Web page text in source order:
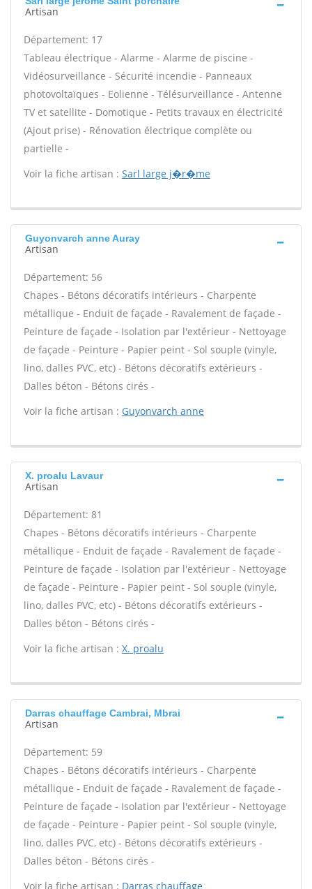
Artisan
Département: 17
Tableau électrique - Alarme - Alarme de piscine -
Vidéosurveillance - Sécurité incendie - Panneaux
photovoltaïques - Eolienne - Télésurveillance - Antenne
TV et satellite - Domotique - Petits travaux en électricité
(Ajout prise) - Rénovation électrique complète ou
partielle -
Voir la fiche artisan : Sarl large j�r�me
Guyonvarch anne Auray
Artisan
Département: 56
Chapes - Bétons décoratifs intérieurs - Charpente
métallique - Enduit de façade - Ravalement de façade -
Peinture de façade - Isolation par l'extérieur - Nettoyage
de façade - Peinture - Papier peint - Sol souple (vinyle,
lino, dalles PVC, etc) - Bétons décoratifs extérieurs -
Dalles béton - Bétons cirés -
Voir la fiche artisan : Guyonvarch anne
X. proalu Lavaur
Artisan
Département: 81
Chapes - Bétons décoratifs intérieurs - Charpente
métallique - Enduit de façade - Ravalement de façade -
Peinture de façade - Isolation par l'extérieur - Nettoyage
de façade - Peinture - Papier peint - Sol souple (vinyle,
lino, dalles PVC, etc) - Bétons décoratifs extérieurs -
Dalles béton - Bétons cirés -
Voir la fiche artisan : X. proalu
Darras chauffage Cambrai, Mbrai
Artisan
Département: 59
Chapes - Bétons décoratifs intérieurs - Charpente
métallique - Enduit de façade - Ravalement de façade -
Peinture de façade - Isolation par l'extérieur - Nettoyage
de façade - Peinture - Papier peint - Sol souple (vinyle,
lino, dalles PVC, etc) - Bétons décoratifs extérieurs -
Dalles béton - Bétons cirés -
Voir la fiche artisan : Darras chauffage